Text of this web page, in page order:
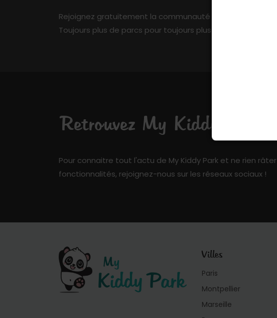
Rejoignez gratuitement la communauté de My Kiddy Park
Toujours plus de parcs pour toujours plus de fun !
Retrouvez My Kiddy Park
Pour connaitre tout l'actu de My Kiddy Park et ne rien
fonctionnalités, rejoignez-nous sur les réseaux sociaux !
Villes
Paris
Montpellier
Marseille